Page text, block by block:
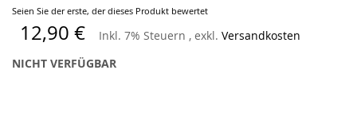
Seien Sie der erste, der dieses Produkt bewertet
12,90 € Inkl. 7% Steuern , exkl. Versandkosten
NICHT VERFÜGBAR
Zum
Anfang
der
Bildergalerie
springen